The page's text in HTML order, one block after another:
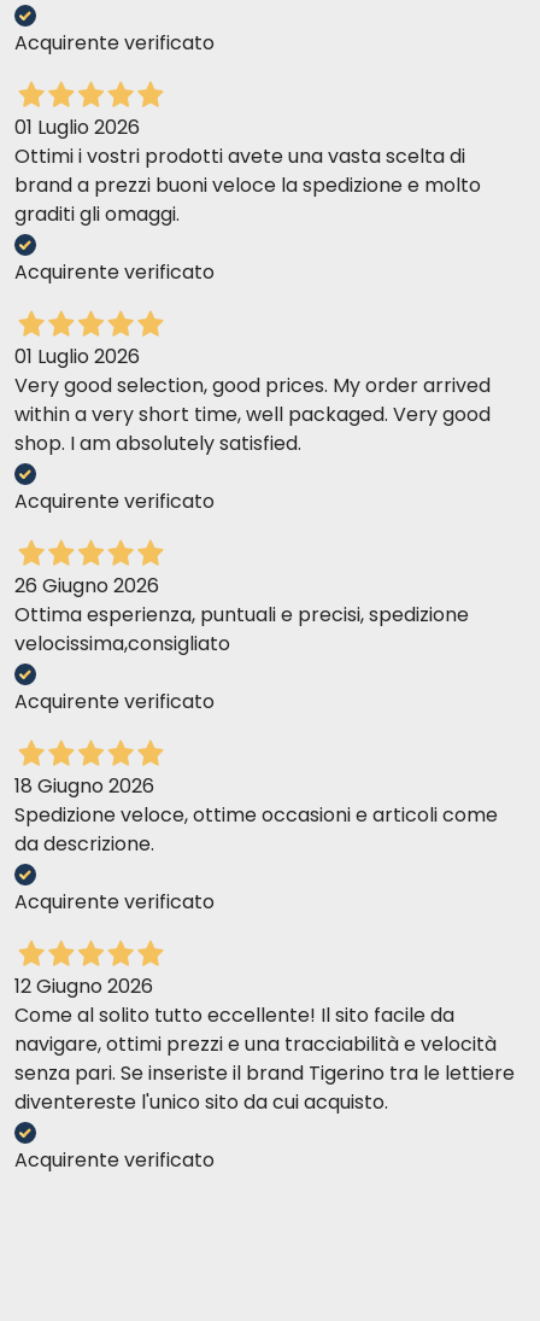
Acquirente verificato
01 Luglio 2026
Ottimi i vostri prodotti avete una vasta scelta di
brand a prezzi buoni veloce la spedizione e molto
graditi gli omaggi.
Acquirente verificato
01 Luglio 2026
Very good selection, good prices. My order arrived
within a very short time, well packaged. Very good
shop. I am absolutely satisfied.
Acquirente verificato
26 Giugno 2026
Ottima esperienza, puntuali e precisi, spedizione
velocissima,consigliato
Acquirente verificato
18 Giugno 2026
Spedizione veloce, ottime occasioni e articoli come
da descrizione.
Acquirente verificato
12 Giugno 2026
Come al solito tutto eccellente! Il sito facile da
navigare, ottimi prezzi e una tracciabilità e velocità
senza pari. Se inseriste il brand Tigerino tra le lettiere
diventereste l'unico sito da cui acquisto.
Acquirente verificato